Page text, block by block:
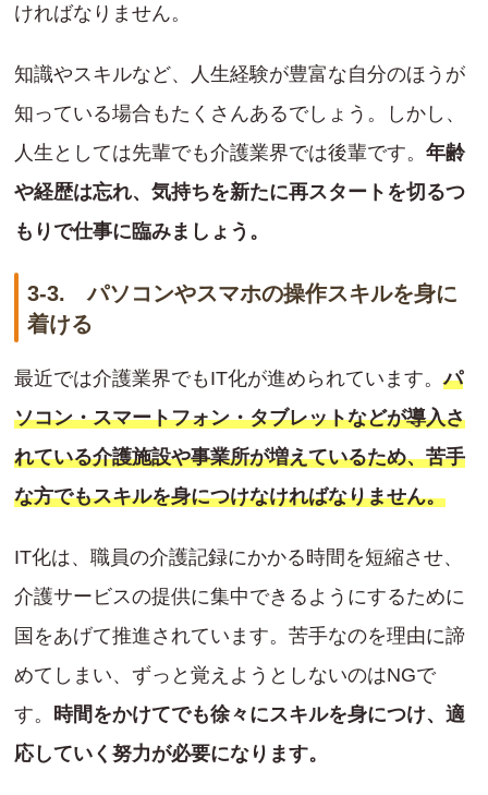
ければなりません。
知識やスキルなど、人生経験が豊富な自分のほうが
知っている場合もたくさんあるでしょう。しかし、
人生としては先輩でも介護業界では後輩です。 年齢
や経歴は忘れ、気持ちを新たに再スタートを切るつ
もりで仕事に臨みましょう。
3-3. パソコンやスマホの操作スキルを身に
着ける
最近では介護業界でもIT化が進められています。パ
ソコン・スマートフォン・タブレットなどが導入さ
れている介護施設や事業所が増えているため、苦手
な方でもスキルを身につけなければなりません。
IT化は、職員の介護記録にかかる時間を短縮させ、
介護サービスの提供に集中できるようにするために
国をあげて推進されています。苦手なのを理由に諦
めてしまい、ずっと覚えようとしないのはNGで
す。
時間をかけてでも徐々にスキルを身につけ、適
応していく努力が必要になります。